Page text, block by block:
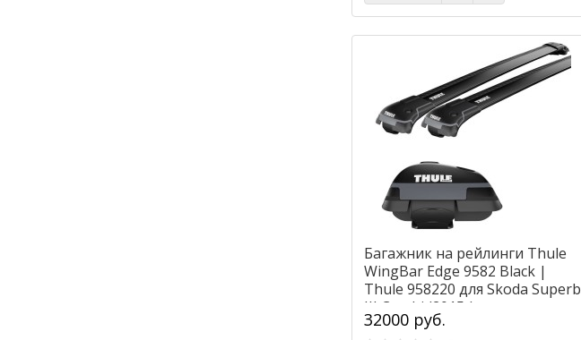
Багажник на рейлинги Thule
WingBar Edge 9582 Black |
Thule 958220 для Skoda Superb
III Combi (2015-)
32000 руб.